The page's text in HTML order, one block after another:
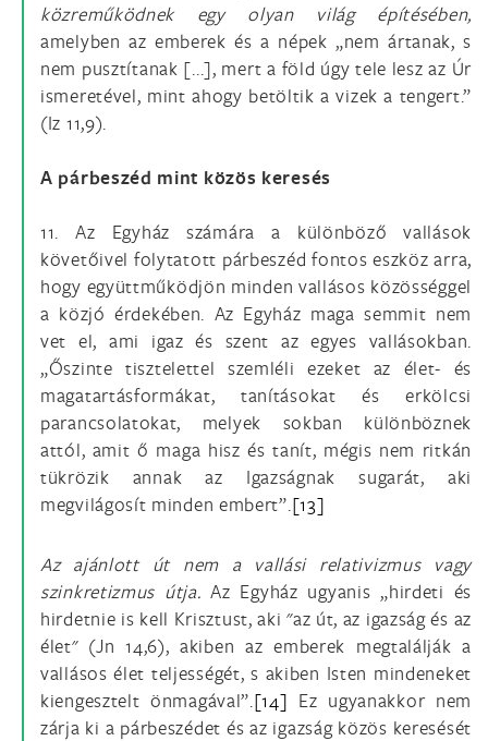
közreműködnek egy olyan világ építésében,
amelyben az emberek és a népek „nem ártanak, s
nem pusztítanak [...], mert a föld úgy tele lesz az Úr
ismeretével, mint ahogy betöltik a vizek a tengert.”
(Iz 11,9).
A párbeszéd mint közös keresés
11. Az Egyház számára a különböző vallások
követőivel folytatott párbeszéd fontos eszköz arra,
hogy együttműködjön minden vallásos közösséggel
a közjó érdekében. Az Egyház maga semmit nem
vet el, ami igaz és szent az egyes vallásokban.
„Őszinte tisztelettel szemléli ezeket az élet- és
magatartásformákat, tanításokat és erkölcsi
parancsolatokat, melyek sokban különböznek
attól, amit ő maga hisz és tanít, mégis nem ritkán
tükrözik annak az Igazságnak sugarát, aki
megvilágosít minden embert”.[13]
Az ajánlott út nem a vallási relativizmus vagy
szinkretizmus útja. Az Egyház ugyanis „hirdeti és
hirdetnie is kell Krisztust, aki "az út, az igazság és az
élet" (Jn 14,6), akiben az emberek megtalálják a
vallásos élet teljességét, s akiben Isten mindeneket
kiengesztelt önmagával”.[14] Ez ugyanakkor nem
zárja ki a párbeszédet és az igazság közös keresését